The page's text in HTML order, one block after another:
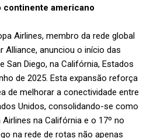
continente americano
Airlines, membro da rede global
Alliance, anunciou o início das
San Diego, na Califórnia, Estados
de 2025. Esta expansão reforça
de melhorar a conectividade entre
Unidos, consolidando-se como
na Califórnia e o 17º no
na rede de rotas não apenas